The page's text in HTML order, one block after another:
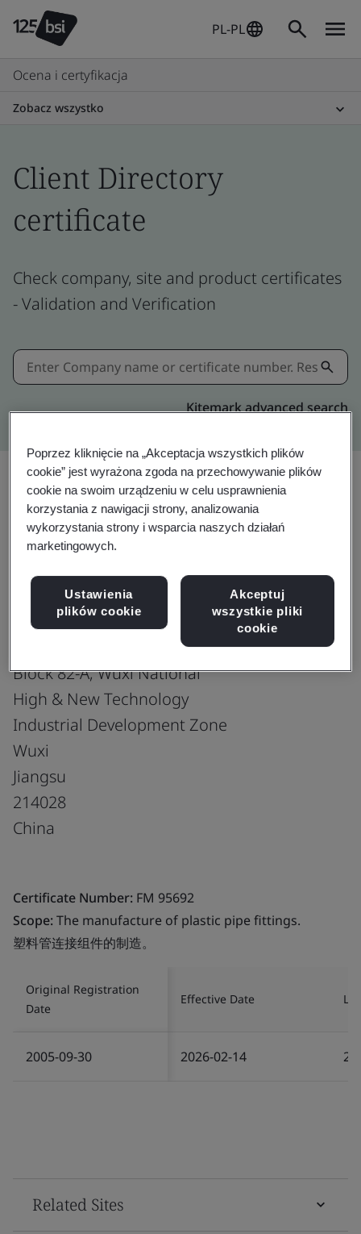
PL-PL
Ocena i certyfikacja
Zobacz wszystko
Client Directory
certificate
Check company, site and product certificates
- Validation and Verification
Kitemark advanced search
ISO 9001:2015
SEKISUI (Wuxi) Plastics Technology
Block 82-A, Wuxi National
High & New Technology
Industrial Development Zone
Wuxi
Jiangsu
214028
China
Certificate Number: FM 95692
Scope:The manufacture of plastic pipe fittings.
塑料管连接组件的制造。
Original Registration
Date
Effective Date
2005-09-30 2026-02-14
Related Sites
Poprzez kliknięcie na „Akceptacja wszystkich plików
cookie” jest wyrażona zgoda na przechowywanie plików
cookie na swoim urządzeniu w celu usprawnienia
korzystania z nawigacji strony, analizowania
wykorzystania strony i wsparcia naszych działań
marketingowych.
Ustawienia
plików cookie
Akceptuj
wszystkie pliki
cookie